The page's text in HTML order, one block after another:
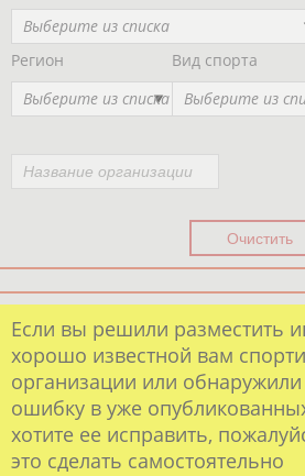
Выберите из списка
Регион
Выберите из списка
Вид спорта
Выберите из
Если вы решили разместить
хорошо известной вам
организации или
ошибку в уже
хотите ее исправить,
это сделать самостоятельно